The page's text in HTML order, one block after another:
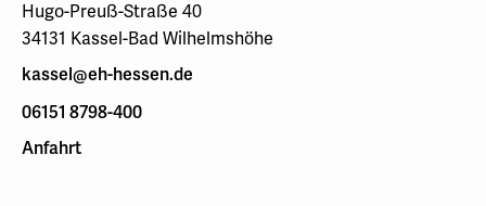
Hugo-Preuß-Straße 40
34131 Kassel-Bad Wilhelmshöhe
kassel@eh-hessen.de
06151 8798-400
Anfahrt